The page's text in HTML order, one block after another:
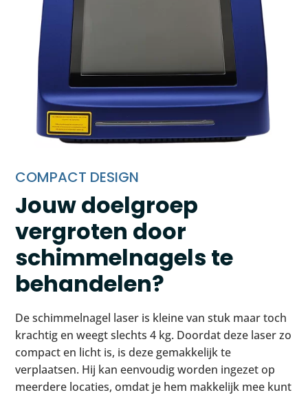
COMPACT DESIGN
Jouw doelgroep
vergroten door
schimmelnagels te
behandelen?
De schimmelnagel laser is kleine van stuk maar toch
krachtig en weegt slechts 4 kg. Doordat deze laser zo
compact en licht is, is deze gemakkelijk te
verplaatsen. Hij kan eenvoudig worden ingezet op
meerdere locaties, omdat je hem makkelijk mee kunt